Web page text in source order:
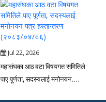
Jul 22, 2026
महासंघका आठ वटा विषयगत समितिले
पाए पूर्णता, सदस्यलाई मनोनयन....